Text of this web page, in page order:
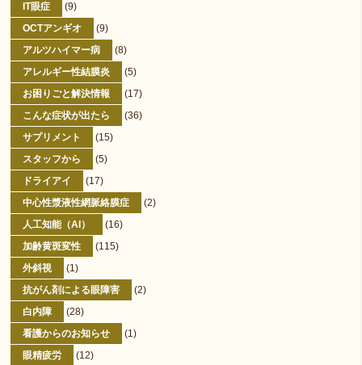
IT眼症
(9)
OCTアンギオ
(9)
アルツハイマー病
(8)
アレルギー性結膜炎
(5)
お困りごと解決情報
(17)
こんな症状が出たら
(36)
サプリメント
(15)
スタッフから
(5)
ドライアイ
(17)
中心性漿液性網脈絡膜症
(2)
人工知能（AI）
(16)
加齢黄斑変性
(115)
外斜視
(1)
抗がん剤による眼障害
(2)
白内障
(28)
看護からのお知らせ
(1)
眼精疲労
(12)